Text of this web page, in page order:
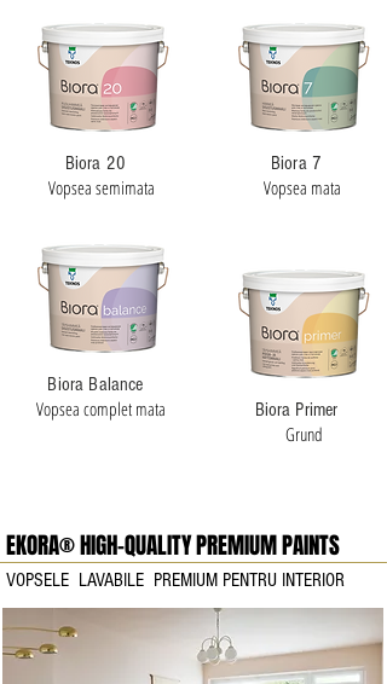
Biora 20
Vopsea semimata
Biora Balance
Vopsea complet mata
Biora 7
Vopsea mata
Biora Primer
Grund
EKORA® HIGH-QUALITY PREMIUM PAINTS
VOPSELE LAVABILE PREMIUM PENTRU INTERIOR